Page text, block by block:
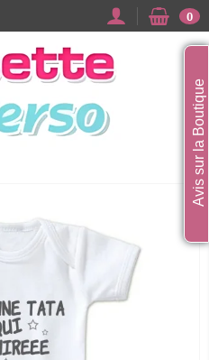
0
Avis sur la Boutique